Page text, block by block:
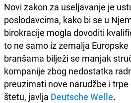
Novi zakon za useljavanje je
poslodavcima, kako bi se u
birokracije mogla dovoditi
to ne samo iz zemalja
branšama bilježi se manjak
kompanije zbog nedostatka
preuzimati nove narudžbe i
štetu, javlja Deutsche Welle.